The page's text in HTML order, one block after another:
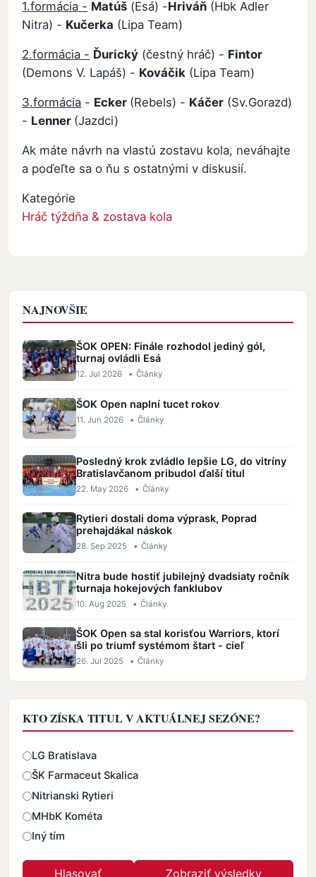
1.formácia - Matúš (Esá) -Hriváň (Hbk Adler
Nitra) - Kučerka (Lipa Team)
2.formácia - Ďurický (čestný hráč) - Fintor
(Demons V. Lapáš) - Kováčik (Lipa Team)
3.formácia - Ecker (Rebels) - Káčer (Sv.Gorazd)
- Lenner (Jazdci)
Ak máte návrh na vlastú zostavu kola, neváhajte
a poďeľte sa o ňu s ostatnými v diskusií.
Kategórie
Hráč týždňa & zostava kola
NAJNOVŠIE
ŠOK OPEN: Finále rozhodol jediný gól,
turnaj ovládli Esá
12. Jul 2026 • Články
ŠOK Open naplní tucet rokov
11. Jun 2026 • Články
Posledný krok zvládlo lepšie LG, do vitríny
Bratislavčanom pribudol ďalší titul
22. May 2026 • Články
Rytieri dostali doma výprask, Poprad
prehajdákal náskok
28. Sep 2025 • Články
Nitra bude hostiť jubilejný dvadsiaty ročník
turnaja hokejových fanklubov
10. Aug 2025 • Články
ŠOK Open sa stal korisťou Warriors, ktorí
šli po triumf systémom štart - cieľ
26. Jul 2025 • Články
KTO ZÍSKA TITUL V AKTUÁLNEJ SEZÓNE?
Odpovede
LG Bratislava
ŠK Farmaceut Skalica
Nitrianski Rytieri
MHbK Kométa
Iný tím